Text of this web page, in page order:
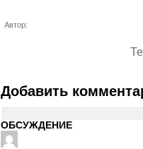
Автор:
Добавить
ОБСУЖДЕНИЕ